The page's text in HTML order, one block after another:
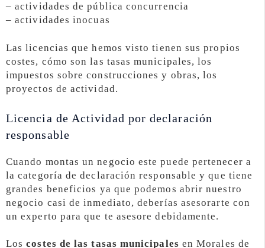
– actividades de pública concurrencia
– actividades inocuas
Las licencias que hemos visto tienen sus propios
costes, cómo son las tasas municipales, los
impuestos sobre construcciones y obras, los
proyectos de actividad.
Licencia de Actividad por declaración
responsable
Cuando montas un negocio este puede pertenecer a
la categoría de declaración responsable y que tiene
grandes beneficios ya que podemos abrir nuestro
negocio casi de inmediato, deberías asesorarte con
un experto para que te asesore debidamente.
Loscostes de las tasas municipales en Morales de